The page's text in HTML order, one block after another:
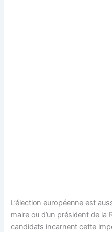
L’élection européenne est
maire ou d’un président de la
candidats incarnent cette